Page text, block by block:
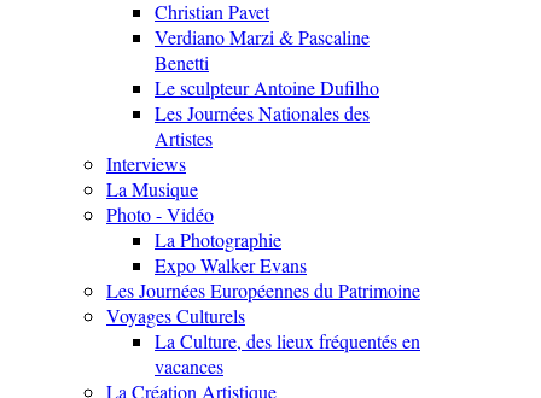
Christian Pavet
Verdiano Marzi & Pascaline
Benetti
Le sculpteur Antoine Dufilho
Les Journées Nationales des
Artistes
Interviews
La Musique
Photo - Vidéo
La Photographie
Expo Walker Evans
Les Journées Européennes du Patrimoine
Voyages Culturels
La Culture, des lieux fréquentés en
vacances
La Création Artistique